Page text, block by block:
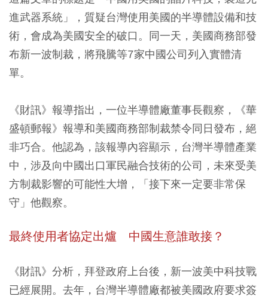
進武器系統」，質疑台灣使用美國的半導體設備和技
術，會成為美國安全的破口。同一天，美國商務部發
布新一波制裁，將飛騰等7家中國公司列入實體清
單。
《財訊》報導指出，一位半導體廠董事長觀察，《華
盛頓郵報》報導和美國商務部制裁禁令同日發布，絕
非巧合。他認為，該報導內容顯示，台灣半導體產業
中，涉及向中國出口軍民融合技術的公司，未來受美
方制裁影響的可能性大增，「接下來一定要非常保
守」他觀察。
最終使用者協定出爐 中國生意誰敢接？
《財訊》分析，拜登政府上台後，新一波美中科技戰
已經展開。去年，台灣半導體廠都被美國政府要求簽